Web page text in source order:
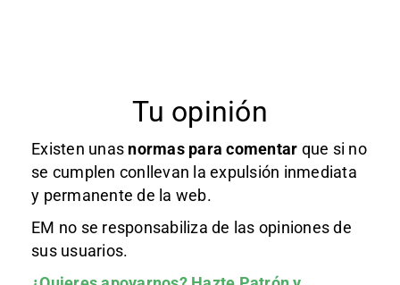
Tu opinión
Existen unas normas para comentar que si no
se cumplen conllevan la expulsión inmediata
y permanente de la web.
EM no se responsabiliza de las opiniones de
sus usuarios.